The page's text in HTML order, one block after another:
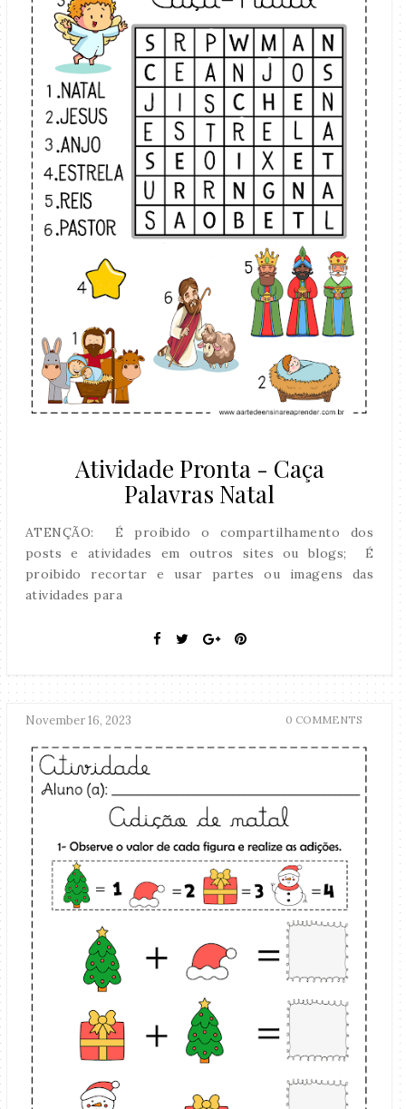
Atividade Pronta - Caça
Palavras Natal
ATENÇÃO: É proibido o compartilhamento dos
posts e atividades em outros sites ou blogs; É
proibido recortar e usar partes ou imagens das
atividades para
November 16, 2023 0 COMMENTS